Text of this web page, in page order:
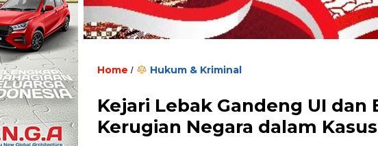
Home / Hukum & Kriminal
Kejari Lebak Gandeng UI
Kerugian Negara dalam